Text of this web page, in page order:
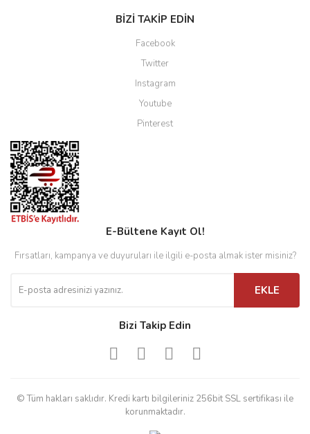
BİZİ TAKİP EDİN
Facebook
Twitter
Instagram
Youtube
Pinterest
E-Bültene Kayıt Ol!
Fırsatları, kampanya ve duyuruları ile ilgili e-posta almak ister misiniz?
EKLE
Bizi Takip Edin
© Tüm hakları saklıdır. Kredi kartı bilgileriniz 256bit SSL sertifikası ile
korunmaktadır.